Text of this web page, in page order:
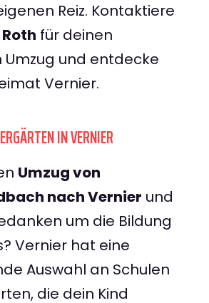
Reiz. Kontaktiere
für deinen
und entdecke
Vernier.
IN VERNIER
Umzug von
nach Vernier und
um die Bildung
Vernier hat eine
Auswahl an Schulen
die dein Kind